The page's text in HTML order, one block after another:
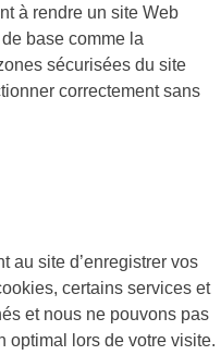
à rendre un site Web
base comme la
sécurisées du site
correctement sans
au site d’enregistrer vos
certains services et
et nous ne pouvons pas
optimal lors de votre visite.